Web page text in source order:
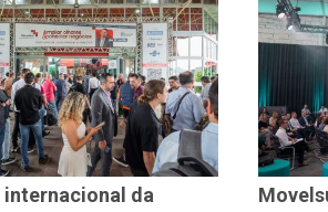
internacional da